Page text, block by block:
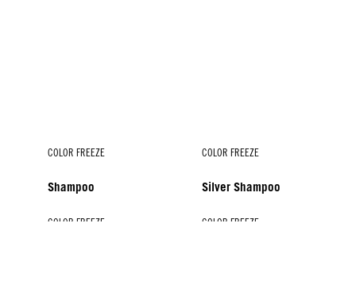
COLOR FREEZE
Shampoo
COLOR FREEZE
Silver Shampoo
COLOR FREEZE COLOR FREEZE